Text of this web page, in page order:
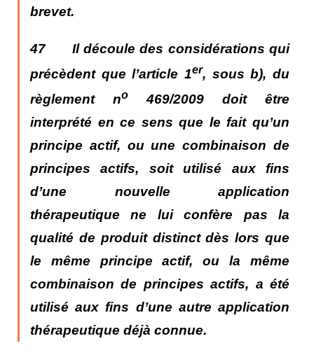
brevet.
47 Il découle des considérations qui
précèdent que l’article 1er, sous b), du
règlement no
469/2009 doit être
interprété en ce sens que le fait qu’un
principe actif, ou une combinaison de
principes actifs, soit utilisé aux fins
d’une nouvelle application
thérapeutique ne lui confère pas la
qualité de produit distinct dès lors que
le même principe actif, ou la même
combinaison de principes actifs, a été
utilisé aux fins d’une autre application
thérapeutique déjà connue.